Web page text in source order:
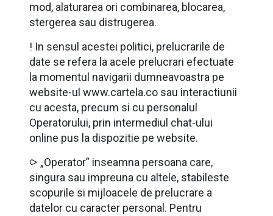
mod, alaturarea ori combinarea, blocarea,
stergerea sau distrugerea.
! In sensul acestei politici, prelucrarile de
date se refera la acele prelucrari efectuate
la momentul navigarii dumneavoastra pe
website-ul www.cartela.co sau interactiunii
cu acesta, precum si cu personalul
Operatorului, prin intermediul chat-ului
online pus la dispozitie pe website.
⪧ „Operator” inseamna persoana care,
singura sau impreuna cu altele, stabileste
scopurile si mijloacele de prelucrare a
datelor cu caracter personal. Pentru